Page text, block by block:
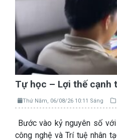
Tự học – Lợi thế cạnh
Thứ Năm, 06/08/26 10:11 Sáng
Bước vào kỷ nguyên số
công nghệ và Trí tuệ nhân